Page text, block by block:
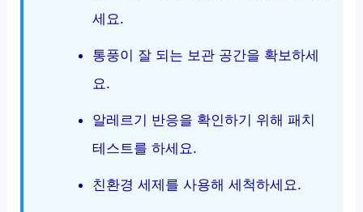
세요.
통풍이 잘 되는 보관 공간을 확보하세
요.
알레르기 반응을 확인하기 위해 패치
테스트를 하세요.
친환경 세제를 사용해 세척하세요.